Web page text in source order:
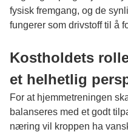
fysisk fremgang, og de
fungerer som drivstoff til å
Kostholdets
et helhetlig
For at hjemmetreningen
balanseres med et godt
næring vil kroppen ha